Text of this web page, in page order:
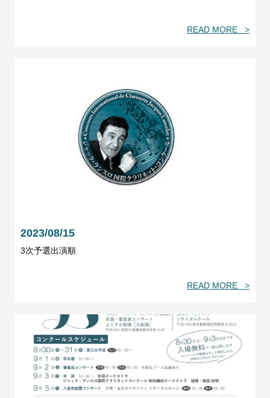
READ MORE >
2023/08/15
3次予選出演順
READ MORE >